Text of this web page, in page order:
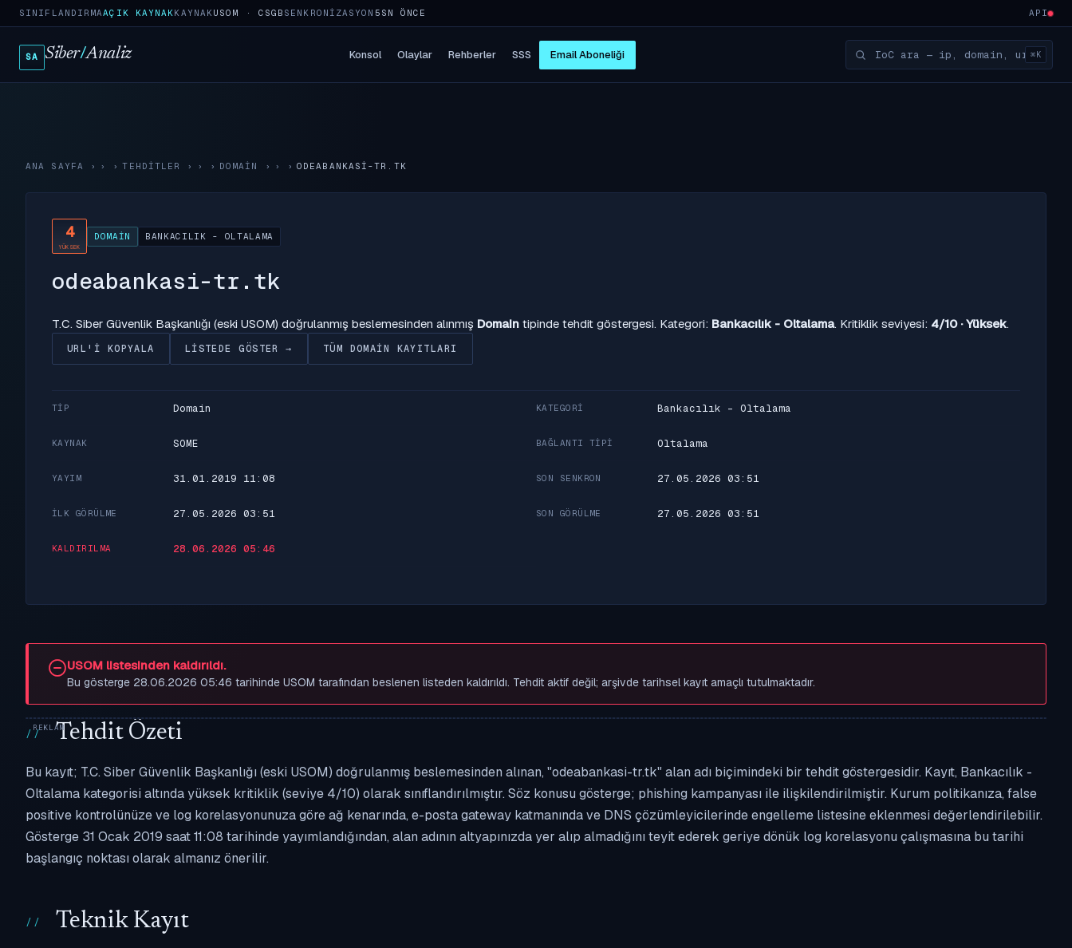
SINIFLANDIRMAAÇIK KAYNAKKAYNAKUSOM · CSGB SENKRONIZASYON 5SN ÖNCE API
SA Siber/Analiz Konsol Olaylar Rehberler SSS Email Aboneliği ⌘K
ANA SAYFA › TEHDITLER › DOMAIN › ODEABANKASI-TR.TK
4
YÜKSEK
DOMAIN BANKACILIK - OLTALAMA
odeabankasi-tr.tk
T.C. Siber Güvenlik Başkanlığı (eski USOM) doğrulanmış beslemesinden alınmış Domain tipinde tehdit göstergesi. Kategori: Bankacılık - Oltalama. Kritiklik seviyesi: 4/10 · Yüksek.
URL'I KOPYALA LISTEDE GÖSTER → TÜM DOMAIN KAYITLARI
TIP Domain KATEGORI Bankacılık - Oltalama
KAYNAK SOME BAĞLANTI TIPI Oltalama
YAYIM 31.01.2019 11:08 SON SENKRON 27.05.2026 03:51
İLK GÖRÜLME 27.05.2026 03:51 SON GÖRÜLME 27.05.2026 03:51
KALDIRILMA 28.06.2026 05:46
USOM listesinden kaldırıldı.
Bu gösterge 28.06.2026 05:46 tarihinde USOM tarafından beslenen listeden kaldırıldı. Tehdit aktif değil; arşivde tarihsel kayıt amaçlı tutulmaktadır.
Tehdit Özeti
Bu kayıt; T.C. Siber Güvenlik Başkanlığı (eski USOM) doğrulanmış beslemesinden alınan, "odeabankasi-tr.tk" alan adı biçimindeki bir tehdit göstergesidir. Kayıt, Bankacılık -
Oltalama kategorisi altında yüksek kritiklik (seviye 4/10) olarak sınıflandırılmıştır. Söz konusu gösterge; phishing kampanyası ile ilişkilendirilmiştir. Kurum politikanıza, false
positive kontrolünüze ve log korelasyonunuza göre ağ kenarında, e-posta gateway katmanında ve DNS çözümleyicilerinde engelleme listesine eklenmesi değerlendirilebilir.
Gösterge 31 Ocak 2019 saat 11:08 tarihinde yayımlandığından, alan adının altyapınızda yer alıp almadığını teyit ederek geriye dönük log korelasyonu çalışmasına bu tarihi
başlangıç noktası olarak almanız önerilir.
Teknik Kayıt